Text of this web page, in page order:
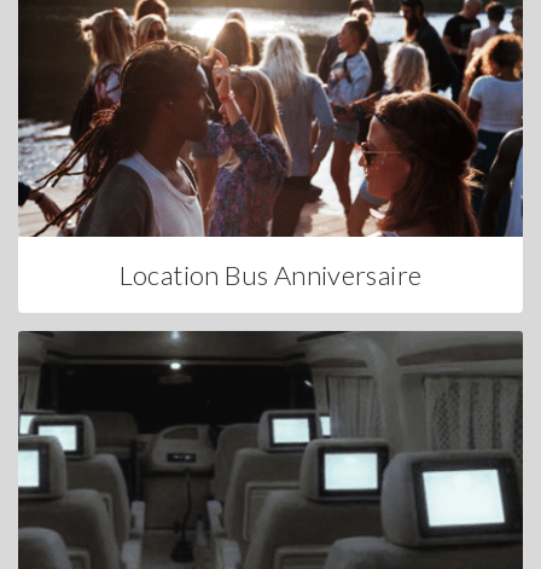
Location Bus Anniversaire